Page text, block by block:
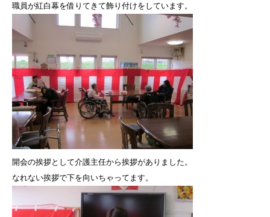
職員が紅白幕を借りてきて飾り付けをしています。
開会の挨拶として介護主任から挨拶がありました。
なれない挨拶で下を向いちゃってます。